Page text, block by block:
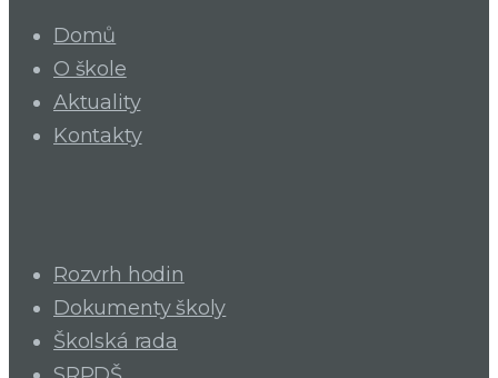
Domů
O škole
Aktuality
Kontakty
Rozvrh hodin
Dokumenty školy
Školská rada